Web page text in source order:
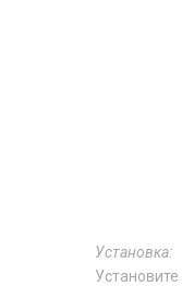
Установка:
Установите